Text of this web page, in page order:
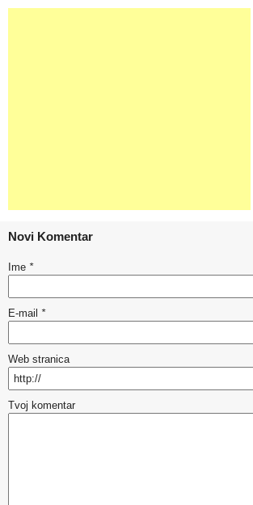
Novi Komentar
Ime *
E-mail *
Web stranica
Tvoj komentar